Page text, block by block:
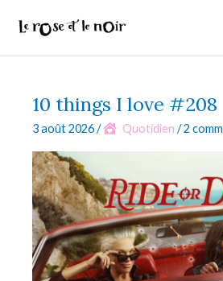
contenu
10 things I love #208
3 août 2026/ Quotidien /2